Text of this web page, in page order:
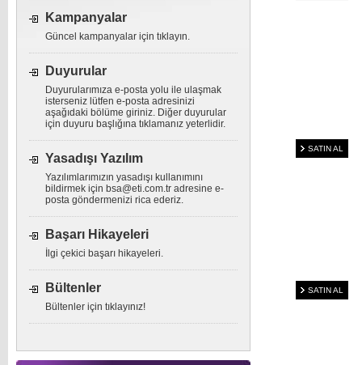
SATIN AL
SATIN AL
Kampanyalar
Güncel kampanyalar için tıklayın.
Duyurular
Duyurularımıza e-posta yolu ile ulaşmak
isterseniz lütfen e-posta adresinizi
aşağıdaki bölüme giriniz. Diğer duyurular
için duyuru başlığına tıklamanız yeterlidir.
Yasadışı Yazılım
Yazılımlarımızın yasadışı kullanımını
bildirmek için bsa@eti.com.tr adresine e-
posta göndermenizi rica ederiz.
Başarı Hikayeleri
İlgi çekici başarı hikayeleri.
Bültenler
Bültenler için tıklayınız!